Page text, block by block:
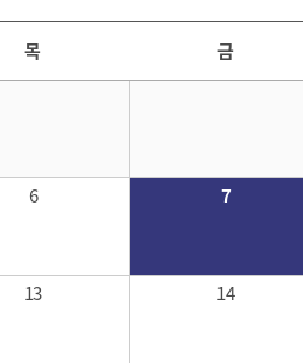
목 금
6 7
13 14